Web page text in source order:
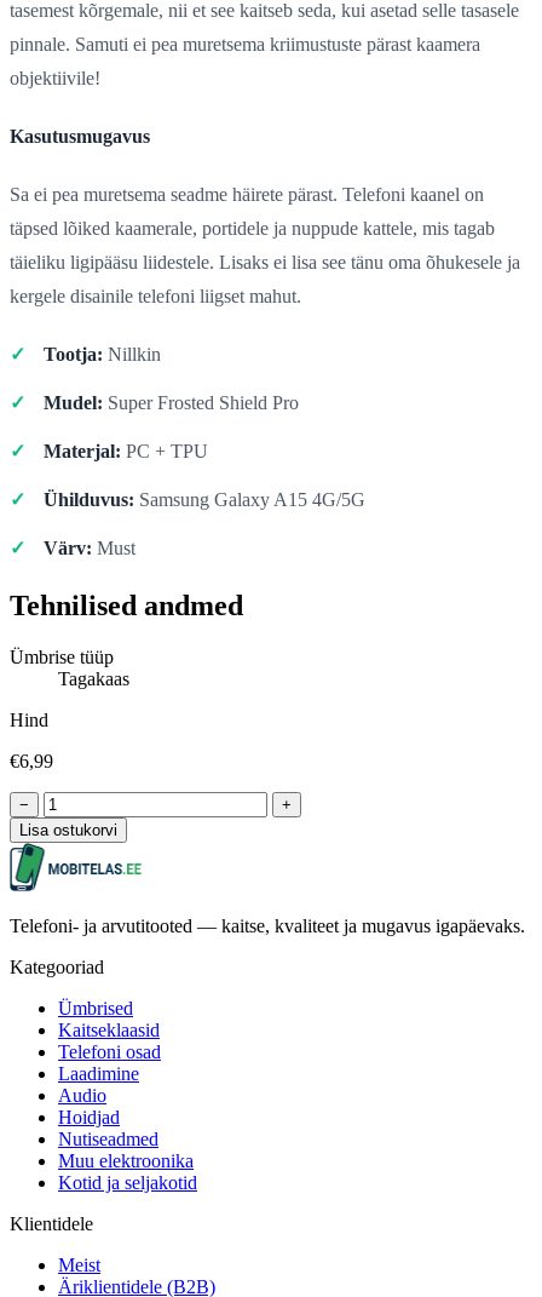
tasemest kõrgemale, nii et see kaitseb seda, kui asetad selle tasasele
pinnale. Samuti ei pea muretsema kriimustuste pärast kaamera
objektiivile!
Kasutusmugavus
Sa ei pea muretsema seadme häirete pärast. Telefoni kaanel on
täpsed lõiked kaamerale, portidele ja nuppude kattele, mis tagab
täieliku ligipääsu liidestele. Lisaks ei lisa see tänu oma õhukesele ja
kergele disainile telefoni liigset mahut.
Tootja: Nillkin
Mudel: Super Frosted Shield Pro
Materjal: PC + TPU
Ühilduvus: Samsung Galaxy A15 4G/5G
Värv: Must
Tehnilised andmed
Ümbrise tüüp
Tagakaas
Hind
€6,99
−
+
Lisa ostukorvi
Telefoni- ja arvutitooted — kaitse, kvaliteet ja mugavus igapäevaks.
Kategooriad
Ümbrised
Kaitseklaasid
Telefoni osad
Laadimine
Audio
Hoidjad
Nutiseadmed
Muu elektroonika
Kotid ja seljakotid
Klientidele
Meist
Äriklientidele (B2B)